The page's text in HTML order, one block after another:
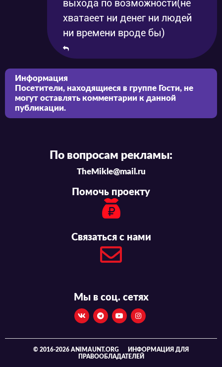
выхода по возможности(не
хватаеет ни денег ни людей
ни времени вроде бы)
Информация
Посетители, находящиеся в группе Гости, не
могут оставлять комментарии к данной
публикации.
По вопросам рекламы:
TheMikle@mail.ru
Помочь проекту
Связаться с нами
Мы в соц. сетях
© 2016-2026 ANIMAUNT.ORG
ИНФОРМАЦИЯ ДЛЯ
ПРАВООБЛАДАТЕЛЕЙ